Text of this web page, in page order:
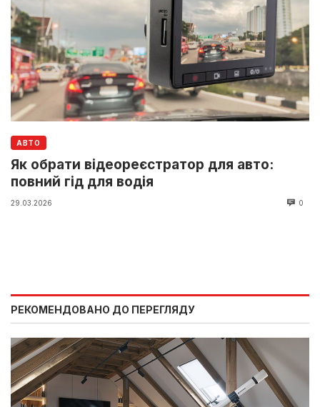
АВТО
Як обрати відеореєстратор для авто:
повний гід для водія
29.03.2026 0
РЕКОМЕНДОВАНО ДО ПЕРЕГЛЯДУ